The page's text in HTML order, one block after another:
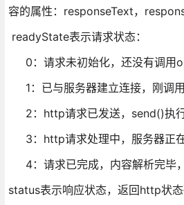
容的属性：responseText，
readyState表示请求状态：
0：请求未初始化，还没有调用
1：已与服务器建立连接，刚调用
2：http请求已发送，send()执行
3：http请求处理中，服务器正在
4：请求已完成，内容解析完毕，
status表示响应状态，返回http状态